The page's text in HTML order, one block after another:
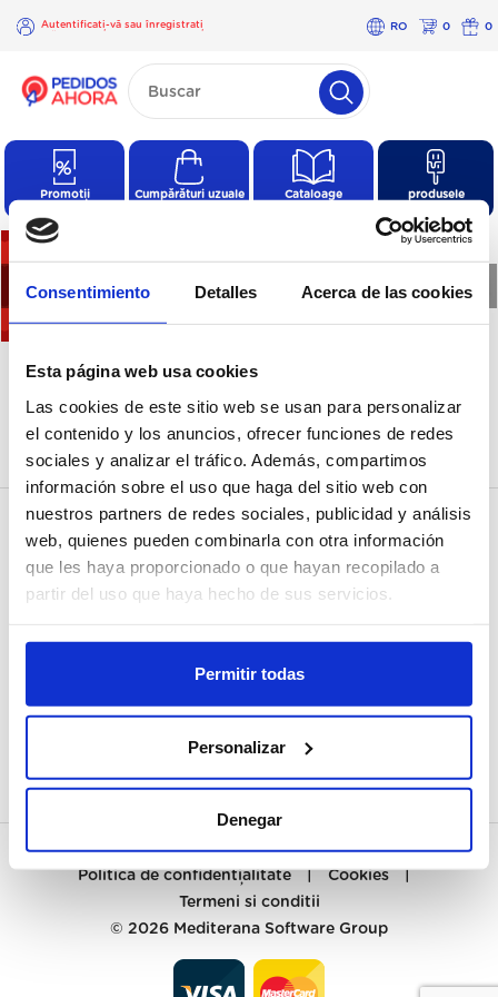
Consentimiento Detalles Acerca de las cookies
Esta página web usa cookies
Las cookies de este sitio web se usan para personalizar
el contenido y los anuncios, ofrecer funciones de redes
sociales y analizar el tráfico. Además, compartimos
información sobre el uso que haga del sitio web con
nuestros partners de redes sociales, publicidad y análisis
web, quienes pueden combinarla con otra información
que les haya proporcionado o que hayan recopilado a
partir del uso que haya hecho de sus servicios.
Permitir todas
Personalizar
Denegar
Autentificați-vă sau înregistrați
RO 0 0
×
Autentificați-
înregistrați-
Promoții Cumpărături uzuale Cataloage produsele
❮ ❯
Un exista produse in
aceasta categorie
CONTUL MEU
MĂ ÎNREGISTREZ
RELAȚII CLIENȚI
Politica de confidențialitate Cookies
Termeni si conditii
© 2026 Mediterana Software Group